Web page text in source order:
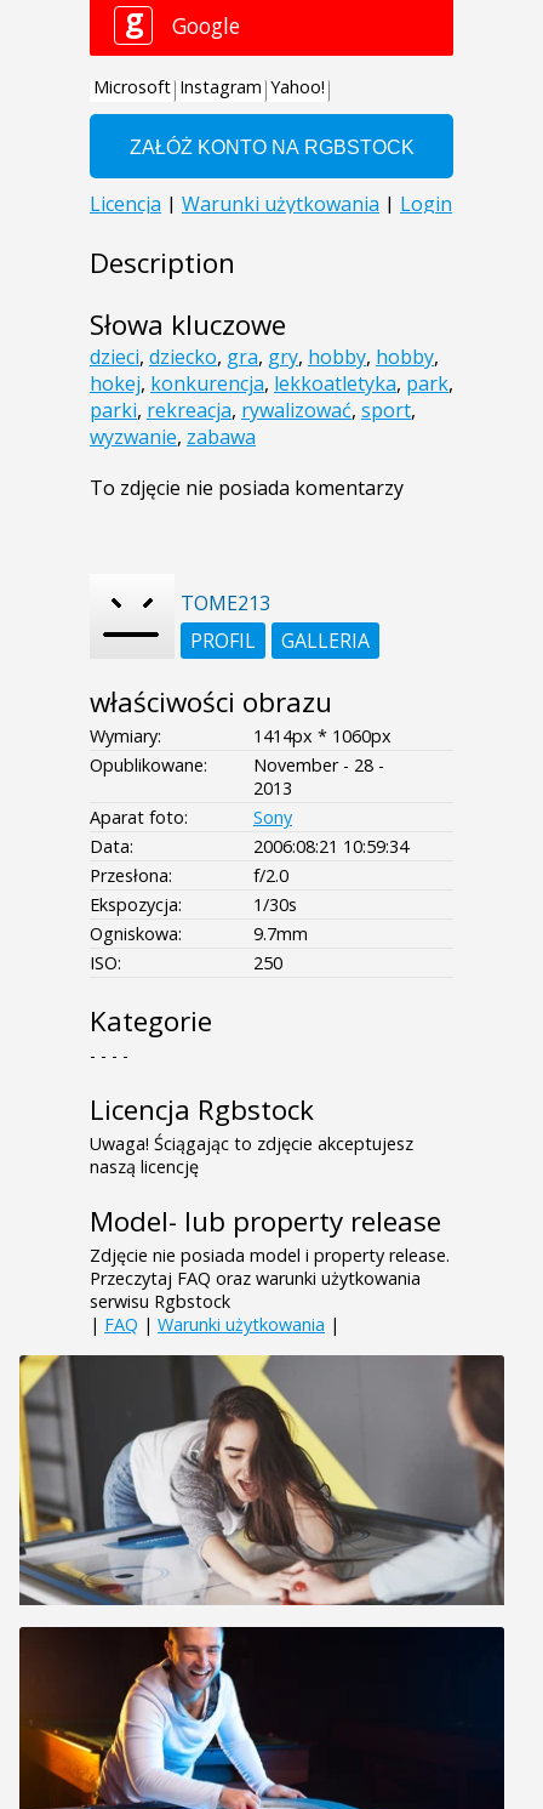
Description
Słowa kluczowe
dzieci, dziecko, gra, gry, hobby, hobby,
hokej, konkurencja, lekkoatletyka, park,
parki, rekreacja, rywalizować, sport,
wyzwanie, zabawa
To zdjęcie nie posiada komentarzy
TOME213
PROFIL
GALLERIA
właściwości obrazu
Wymiary:
1414px * 1060px
Opublikowane:
November - 28 -
2013
Aparat foto:
Sony
Data:
2006:08:21 10:59:34
Przesłona:
f/2.0
Ekspozycja:
1/30s
Ogniskowa:
9.7mm
ISO:
250
Kategorie
- - - -
Licencja Rgbstock
Uwaga! Ściągając to zdjęcie akceptujesz
naszą licencję
Model- lub property release
Zdjęcie nie posiada model i property release.
Przeczytaj FAQ oraz warunki użytkowania
serwisu Rgbstock
| FAQ | Warunki użytkowania |